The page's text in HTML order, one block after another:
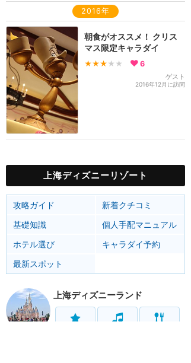
2016年
朝食がオススメ！ クリス
マス限定キャラダイ
★★★ ★★ 6
ゲスト
2016年12月に訪問
上海ディズニーリゾート
攻略ガイド
新着クチコミ
基礎知識
個人手配マニュアル
ホテル選び
キャラダイ予約
最新スポット
上海ディズニーランド